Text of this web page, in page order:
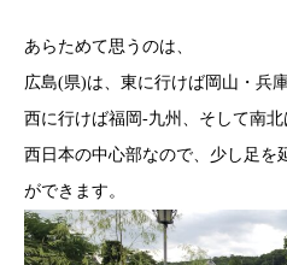
あらためて思うのは、
広島(県)は、東に行けば岡山・兵
西に行けば福岡-九州、そして南北
西日本の中心部なので、少し足を
ができます。